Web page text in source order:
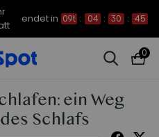
0
ein Weg
Schlafs